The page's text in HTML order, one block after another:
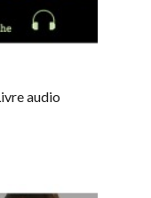
audio